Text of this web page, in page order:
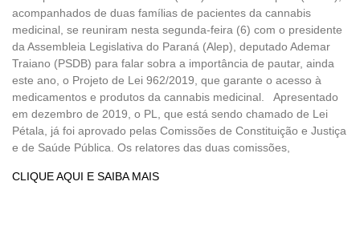
acompanhados de duas famílias de pacientes da cannabis
medicinal, se reuniram nesta segunda-feira (6) com o presidente
da Assembleia Legislativa do Paraná (Alep), deputado Ademar
Traiano (PSDB) para falar sobra a importância de pautar, ainda
este ano, o Projeto de Lei 962/2019, que garante o acesso à
medicamentos e produtos da cannabis medicinal. Apresentado
em dezembro de 2019, o PL, que está sendo chamado de Lei
Pétala, já foi aprovado pelas Comissões de Constituição e Justiça
e de Saúde Pública. Os relatores das duas comissões,
CLIQUE AQUI E SAIBA MAIS